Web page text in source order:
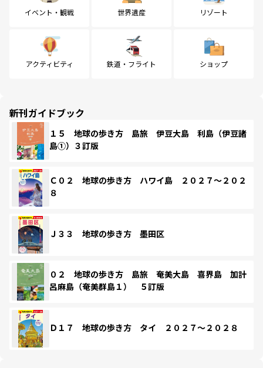
イベント・観戦 世界遺産 リゾート
アクティビティ 鉄道・フライト ショップ
新刊ガイドブック
１５ 地球の歩き方 島旅 伊豆大島 利島（伊豆諸
島①）３訂版
Ｃ０２ 地球の歩き方 ハワイ島 ２０２７～２０２
８
Ｊ３３ 地球の歩き方 墨田区
０２ 地球の歩き方 島旅 奄美大島 喜界島 加計
呂麻島（奄美群島１） ５訂版
Ｄ１７ 地球の歩き方 タイ ２０２７～２０２８